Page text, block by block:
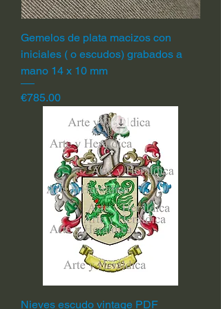
Gemelos de plata macizos con
iniciales ( o escudos) grabados a
mano 14 x 10 mm
Price
€785.00
Nieves escudo vintage PDF